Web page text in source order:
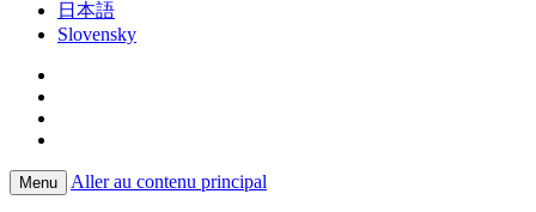
日本語
Slovensky
Menu Aller au contenu principal